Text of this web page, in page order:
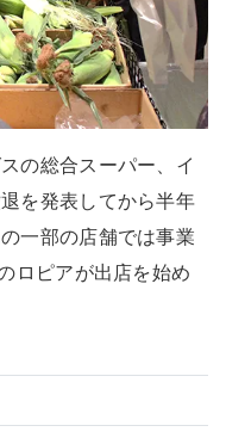
の総合スーパー、イ
を発表してから半年
一部の店舗では事業
ロピアが出店を始め